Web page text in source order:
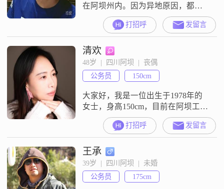
在阿坝州内。因为异地原因，都未
通坚持下去，所以希望能找个建筑
行业的，能在一起工作。40岁了，
还能10来年一起培养感情，不想再
大些，年龄大了纯成打伙过日子，
的！
打招呼 发留言
清欢
48岁  |  四川阿坝  |  丧偶
公务员
150cm
大家好，我是一位出生于1978年的
女士，身高150cm，目前在阿坝工
作。我的月收入在12001到20000元
之间，拥有大学本科学历。我对生
活有着积极的态度，希望能找到一
个可以相互理解和支持的人。我平
时的生活比较简单，喜欢安静的环
境，偶尔会去旅行放松一下。我认
为两个人在一起最重要的是相互尊
打招呼 发留言
王承
39岁  |  四川阿坝  |  未婚
公务员
175cm